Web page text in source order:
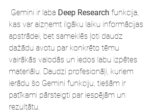
Gemini ir laba Deep Research funkcija,
kas var aizņemt ilgāku laiku informācijas
apstrādei, bet sameklēs ļoti daudz
dažādu avotu par konkrēto tēmu
vairākās valodās un iedos labu izpētes
materiālu. Daudzi profesionāļi, kuriem
ierādu šo Gemini funkciju, tiešām ir
patīkami pārsteigti par iespējām un
rezultātu.